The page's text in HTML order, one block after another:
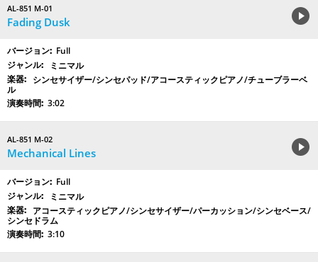
AL-851 M-01
Fading Dusk
Full
ミニマル
シンセサイザー/シンセパッド/アコースティックピアノ/チューブラーベ
ル
3:02
AL-851 M-02
Mechanical Lines
Full
ミニマル
アコースティックピアノ/シンセサイザー/パーカッション/シンセベース/
シンセドラム
3:10